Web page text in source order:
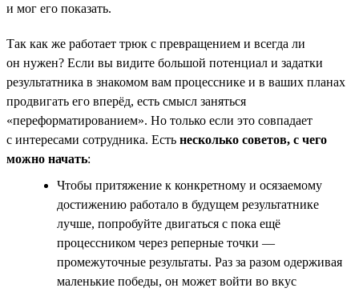
и мог его показать.
Так как же работает трюк с превращением и всегда ли
он нужен? Если вы видите большой потенциал и задатки
результатника в знакомом вам процесснике и в ваших планах
продвигать его вперёд, есть смысл заняться
«переформатированием». Но только если это совпадает
с интересами сотрудника. Есть несколько советов, с чего
можно начать:
Чтобы притяжение к конкретному и осязаемому
достижению работало в будущем результатнике
лучше, попробуйте двигаться с пока ещё
процессником через реперные точки —
промежуточные результаты. Раз за разом одерживая
маленькие победы, он может войти во вкус